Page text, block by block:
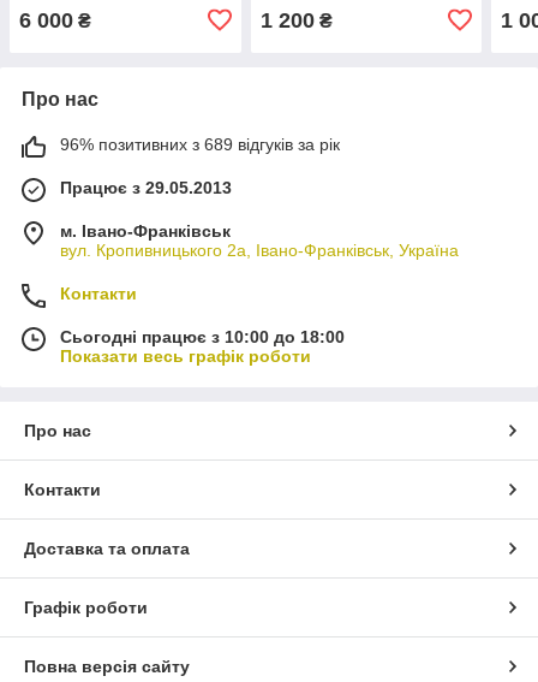
13214837.
6 000 ₴
8D0407272EH.
1 200₴ 1
Про нас
96% позитивних з 689 відгуків за рік
Працює з 29.05.2013
м. Івано-Франківськ
вул. Кропивницького 2а, Івано-Франківськ, Україна
Контакти
Сьогодні працює з 10:00 до 18:00
Показати весь графік роботи
Про нас
Контакти
Доставка та оплата
Графік роботи
Повна версія сайту